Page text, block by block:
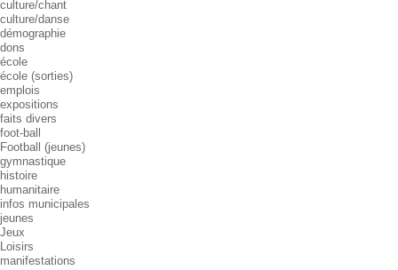
culture/chant
culture/danse
démographie
dons
école
école (sorties)
emplois
expositions
faits divers
foot-ball
Football (jeunes)
gymnastique
histoire
humanitaire
infos municipales
jeunes
Jeux
Loisirs
manifestations